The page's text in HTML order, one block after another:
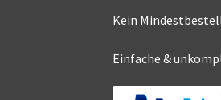
Kein
Einfache &